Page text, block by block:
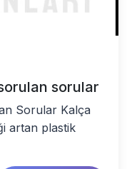
sorular
Sorular Kalça
artan plastik